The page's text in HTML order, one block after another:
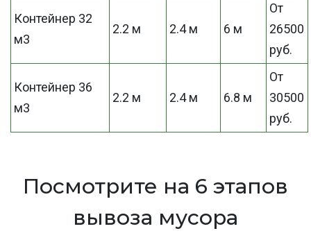
Контейнер 32
м3
2.2 м 2.4 м 6 м
От
26500
руб.
Контейнер 36
м3
2.2 м 2.4 м 6.8 м
От
30500
руб.
Посмотрите на 6 этапов
вывоза мусора